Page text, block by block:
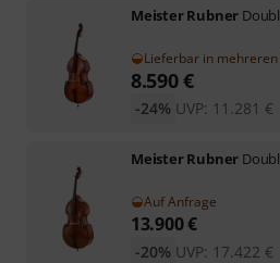
Meister Rubner
Lieferbar in
8.590€
UVP: 11.281 €
-24%
Meister Rubner
Auf Anfrage
13.900€
UVP: 17.422 €
-20%